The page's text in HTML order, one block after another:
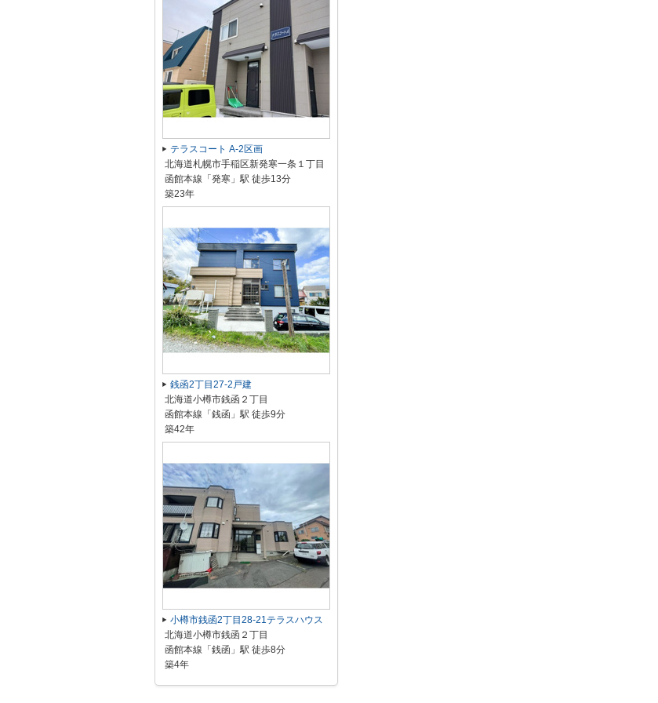
テラスコート A-2区画
北海道札幌市手稲区新発寒一条１丁目
函館本線「発寒」駅 徒歩13分
築23年
銭函2丁目27-2戸建
北海道小樽市銭函２丁目
函館本線「銭函」駅 徒歩9分
築42年
小樽市銭函2丁目28-21テラスハウス
北海道小樽市銭函２丁目
函館本線「銭函」駅 徒歩8分
築4年